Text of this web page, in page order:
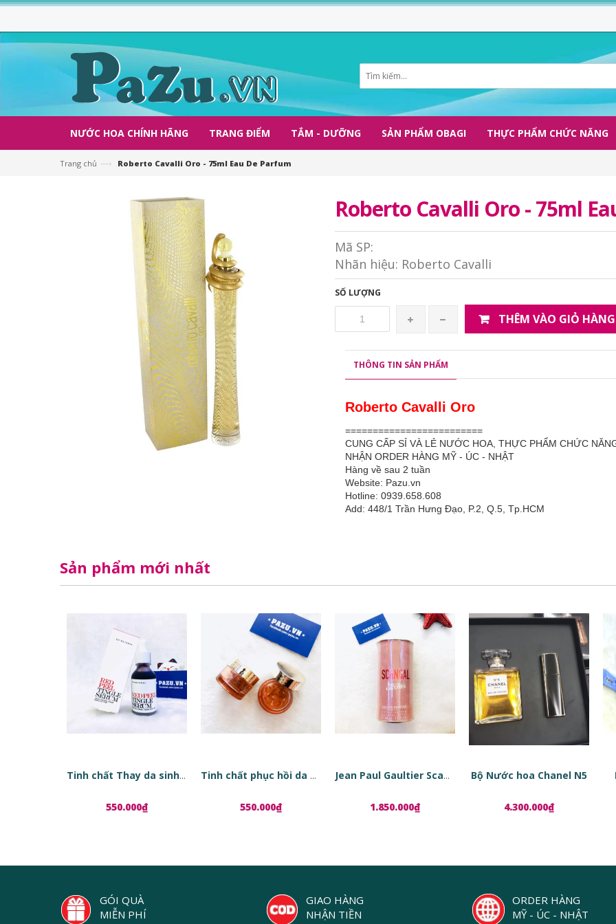
NƯỚC HOA CHÍNH HÃNG TRANG ĐIỂM TẮM - DƯỠNG SẢN PHẨM OBAGI THỰC PHẨM CHỨC NĂNG
Trang chủ —› Roberto Cavalli Oro - 75ml Eau De Parfum
Roberto Cavalli Oro - 75ml
Mã SP:
Nhãn hiệu: Roberto Cavalli
SỐ LƯỢNG
THÊM VÀO GIỎ HÀNG
THÔNG TIN SẢN PHẨM
Roberto Cavalli Oro
=========================
CUNG CẤP SỈ VÀ LẺ NƯỚC HOA, THỰC PHẨM CHỨC
NHẬN ORDER HÀNG MỸ - ÚC - NHẬT
Hàng về sau 2 tuần
Website: Pazu.vn
Hotline: 0939.658.608
Add: 448/1 Trần Hưng Đạo, P.2, Q.5, Tp.HCM
Sản phẩm mới nhất
Tinh chất Thay da sinh học Red Peel Tingle Serum
550.000₫
Tinh chất phục hồi da dạng viên nang Estée Lauder Advanced Night Repair Ampoules
550.000₫
Jean Paul Gaultier Scandal EDP
1.850.000₫
Bộ Nước hoa Chanel N5
4.300.000₫
GÓI QUÀ
MIỄN PHÍ
GIAO HÀNG
NHẬN TIỀN
ORDER HÀNG
MỸ - ÚC - NHẬT